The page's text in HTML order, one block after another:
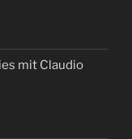
mit Claudio